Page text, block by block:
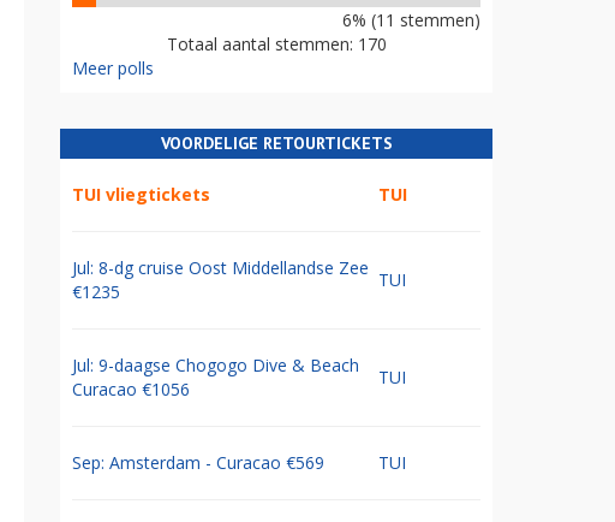
6% (11 stemmen)
Totaal aantal stemmen: 170
Meer polls
VOORDELIGE RETOURTICKETS
TUI vliegtickets TUI
Jul: 8-dg cruise Oost Middellandse Zee
€1235
TUI
Jul: 9-daagse Chogogo Dive & Beach
Curacao €1056
TUI
Sep: Amsterdam - Curacao €569 TUI